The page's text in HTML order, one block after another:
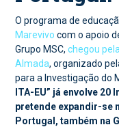
O programa de
Marevivo com o apoio
Grupo MSC,chegou
Almada, organizado
para a Investigação do
ITA-EU” já envolve
pretende expandir-se
Portugal, também na